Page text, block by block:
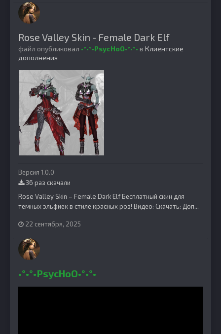
Rose Valley Skin - Female Dark Elf
файл опубликовал •°•°•PsycHoO•°•°• в Клиентские
дополнения
Версия 1.0.0
36 раз скачали
Rose Valley Skin – Female Dark Elf Бесплатный скин для
тёмных эльфиек в стиле красных роз! Видео: Скачать: Доп...
22 сентября, 2025
•°•°•PsycHoO•°•°•